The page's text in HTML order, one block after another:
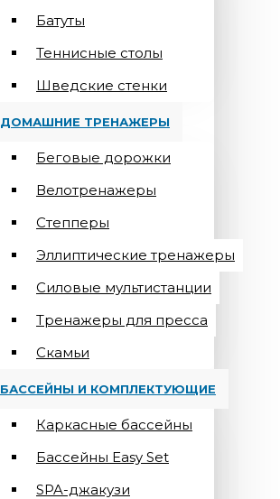
Батуты
Теннисные столы
Шведские стенки
ДОМАШНИЕ ТРЕНАЖЕРЫ
Беговые дорожки
Велотренажеры
Степперы
Эллиптические тренажеры
Силовые мультистанции
Тренажеры для пресса
Скамьи
БАССЕЙНЫ И КОМПЛЕКТУЮЩИЕ
Каркасные бассейны
Бассейны Easy Set
SPA-джакузи